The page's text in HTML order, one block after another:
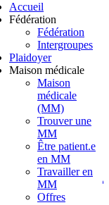
Accueil
Fédération
Fédération
Intergroupes
Plaidoyer
Maison médicale
Maison
médicale
(MM)
Trouver une
MM
Être patient.e
en MM
Travailler en
MM
Offres